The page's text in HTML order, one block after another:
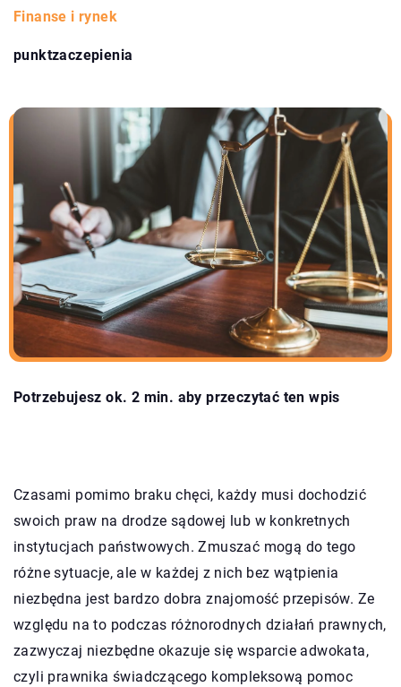
Finanse i rynek
punktzaczepienia
Potrzebujesz ok. 2 min. aby przeczytać ten wpis
Czasami pomimo braku chęci, każdy musi dochodzić
swoich praw na drodze sądowej lub w konkretnych
instytucjach państwowych. Zmuszać mogą do tego
różne sytuacje, ale w każdej z nich bez wątpienia
niezbędna jest bardzo dobra znajomość przepisów. Ze
względu na to podczas różnorodnych działań prawnych,
zazwyczaj niezbędne okazuje się wsparcie adwokata,
czyli prawnika świadczącego kompleksową pomoc